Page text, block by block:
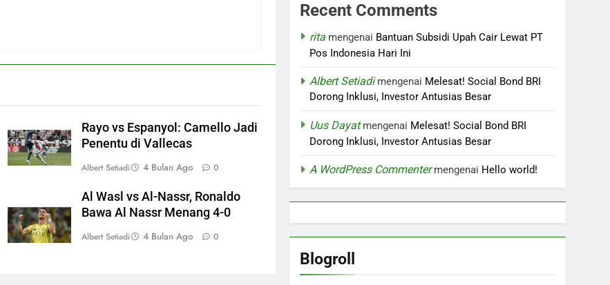
Rayo vs Espanyol: Camello Jadi
Penentu di Vallecas
Albert Setiadi 4 Bulan Ago 0
Al Wasl vs Al-Nassr, Ronaldo
Bawa Al Nassr Menang 4-0
Albert Setiadi 4 Bulan Ago 0
Recent Comments
rita mengenai Bantuan Subsidi Upah Cair Lewat PT
Pos Indonesia Hari Ini
Albert Setiadimengenai Melesat! Social Bond BRI
Dorong Inklusi, Investor Antusias Besar
Uus Dayatmengenai Melesat! Social Bond BRI
Dorong Inklusi, Investor Antusias Besar
A WordPress Commentermengenai Hello world!
Blogroll